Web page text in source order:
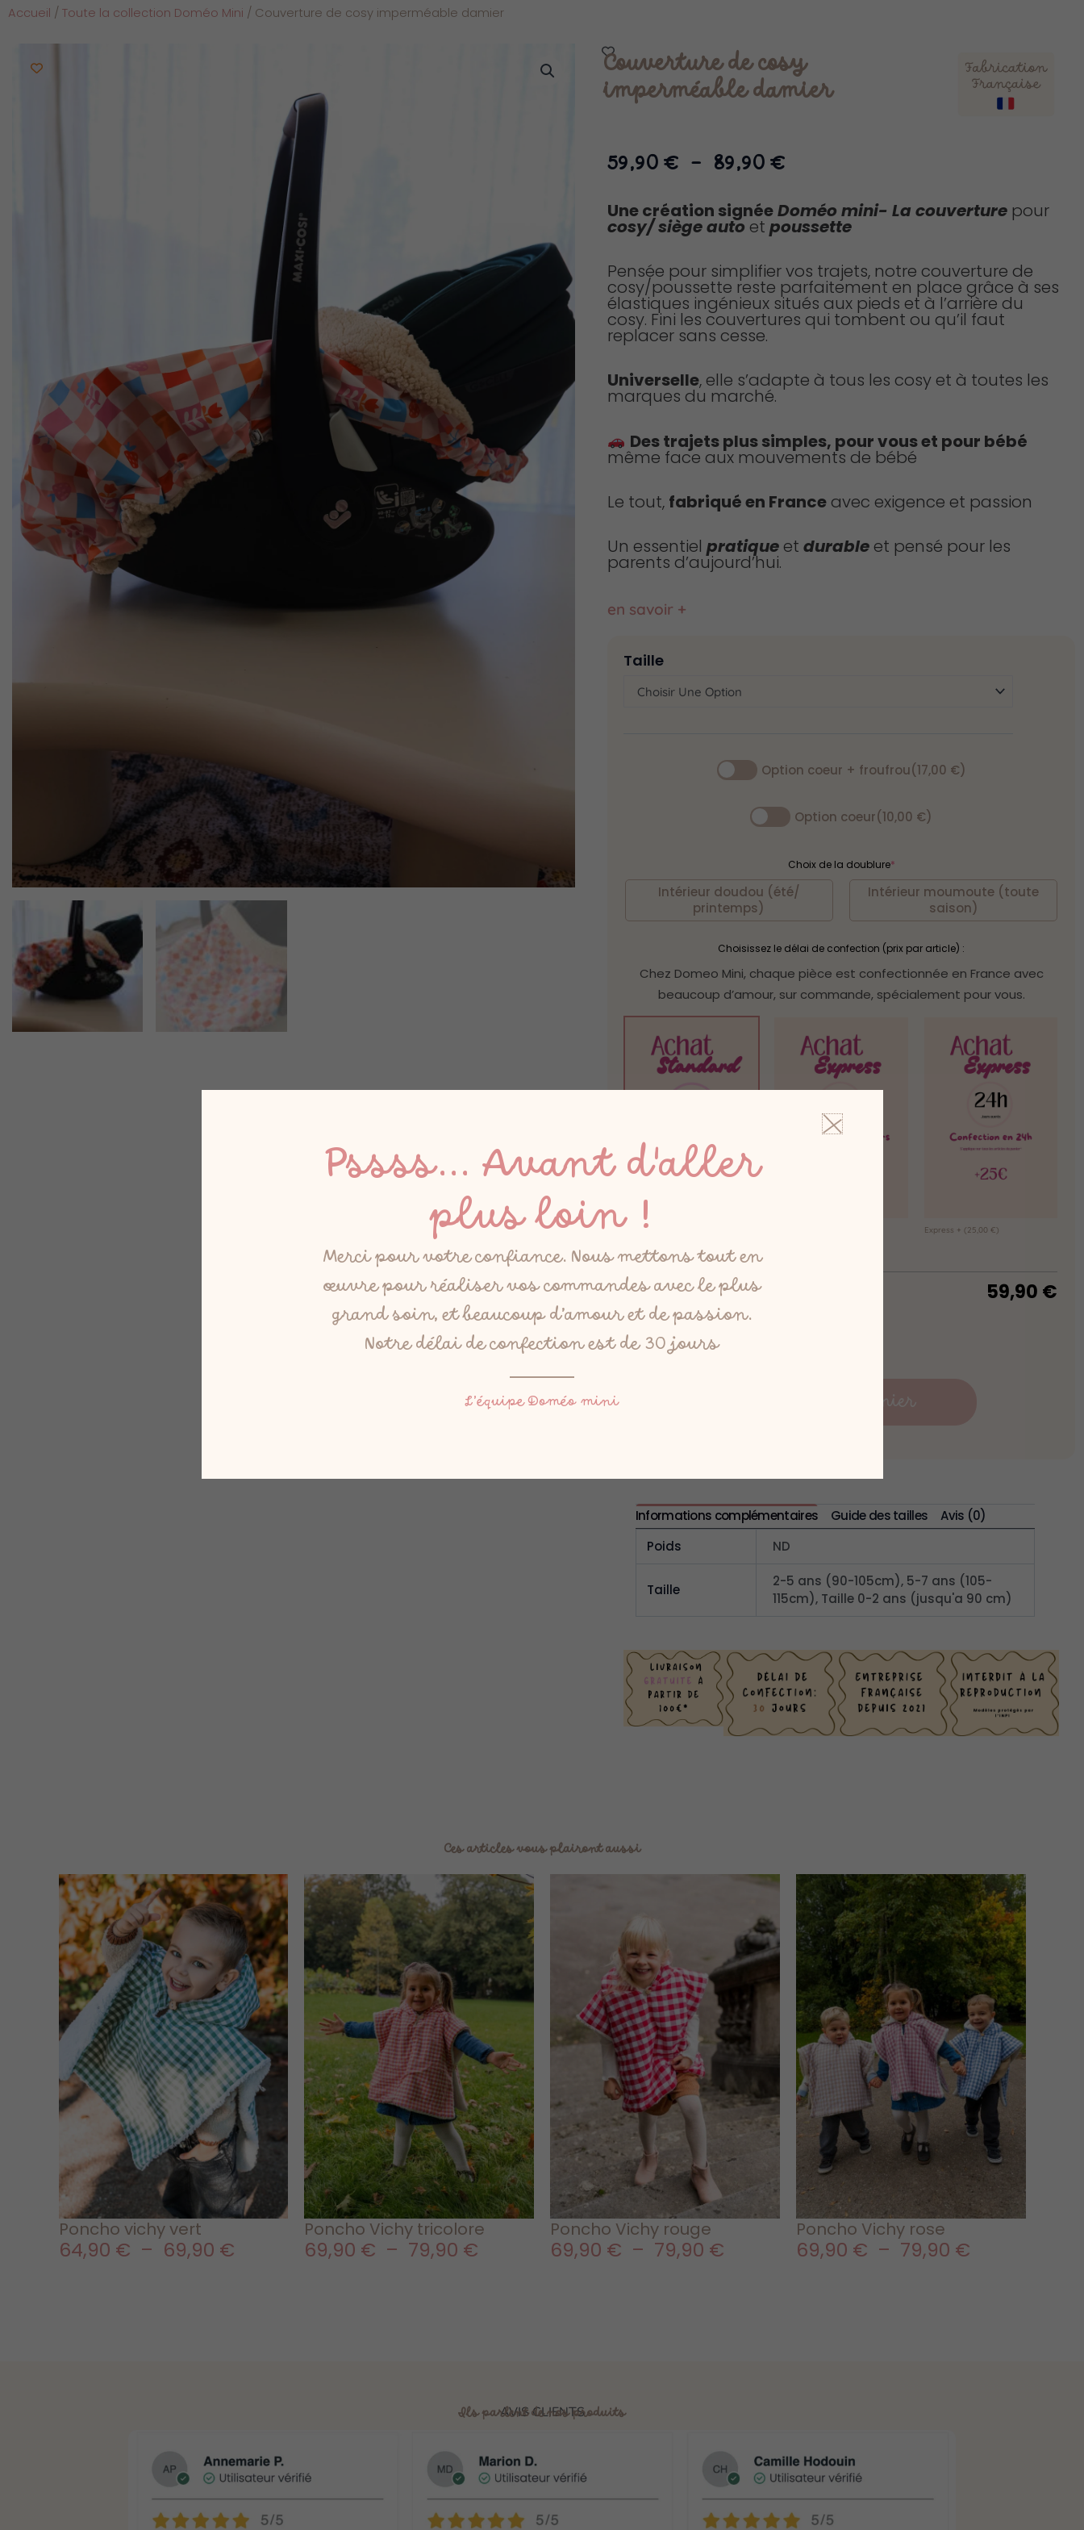
Accueil / Toute la collection Doméo Mini / Couverture de cosy imperméable damier
Couverture de cosy
imperméable damier
59,90 € – 89,90 €Plage
prix :
59,90 €
89,90 €
Une création signéeDoméo mini- La couverture pour
cosy/ siège auto et poussette
Pensée pour simplifier vos trajets, notre couverture de
cosy/poussette reste parfaitement en place grâce à ses
élastiques ingénieux situés aux pieds et à l’arrière du
cosy. Fini les couvertures qui tombent ou qu’il faut
replacer sans cesse.
Universelle, elle s’adapte à tous les cosy et à toutes les
marques du marché.
Des trajets plus simples, pour vous et pour bébé
même face aux mouvements de bébé
Le tout, fabriqué en Franceavec exigence et passion
Un essentiel pratiqueet durableet pensé pour les
parents d’aujourd’hui.
en savoir +
Taille
Option coeur + froufrou(17,00 €)
Option coeur(10,00 €)
Choix de la doublure*
Intérieur doudou (été/
printemps)
Intérieur moumoute (toute
saison)
Choisissez le délai de confection (prix par article) :
Chez Domeo Mini, chaque pièce est confectionnée en France avec
beaucoup d’amour, sur commande, spécialement pour vous.
Normal Express + (25,00 €)
Total 59,90 €
Informations complémentaires Guide des tailles
Avis (0)
Poids
ND
Taille
2-5 ans (90-105cm), 5-7 ans (105-
115cm), Taille 0-2 ans (jusqu'a 90 cm)
Ces articles vous plairont aussi
Poncho vichy vert
64,90 € – 69,90 €
Plage
de
prix :
64,90 €
à
69,90 €
Poncho Vichy tricolore
69,90 € – 79,90 €
Plage
de
prix :
69,90 €
à
79,90 €
Poncho Vichy rouge
69,90 € – 79,90 €
Plage
prix :
69,90 €
à
79,90 €
Poncho Vichy rose
69,90 € – 79,90 €
Plage
de
prix :
69,90 €
à
79,90 €
AVIS CLIENTS
Ils parlent de nos produits
Pssss... Avant d'aller
plus loin !
Merci pour votre confiance. Nous mettons tout en
œuvre pour réaliser vos commandes avec le plus
grand soin, et beaucoup d’amour et de passion.
Notre délai de confection est de 30 jours
L’équipe Doméo mini